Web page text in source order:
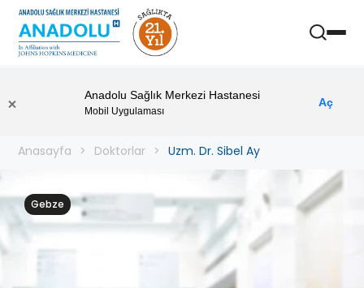
Anadolu Sağlık Merkezi Hastanesi
Mobil Uygulaması
Aç
Anasayfa Doktorlar Uzm. Dr. Sibel Ay
Gebze